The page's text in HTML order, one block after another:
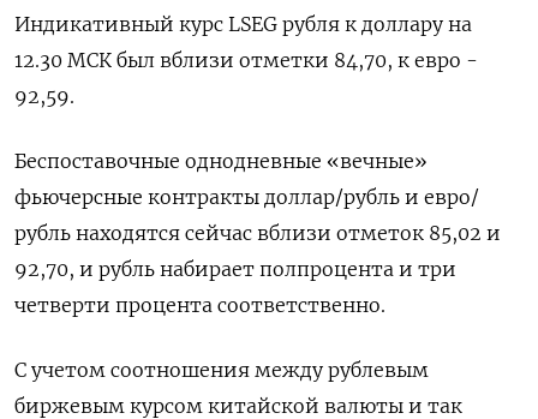
Индикативный курс LSEG рубля к доллару на
12.30 МСК был вблизи отметки 84,70, к евро -
92,59.
Беспоставочные однодневные «вечные»
фьючерсные контракты доллар/рубль и евро/
рубль находятся сейчас вблизи отметок 85,02 и
92,70, и рубль набирает полпроцента и три
четверти процента соответственно.
С учетом соотношения между рублевым
биржевым курсом китайской валюты и так